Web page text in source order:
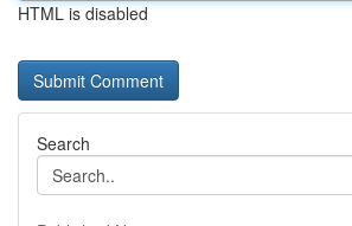
HTML is disabled
Search